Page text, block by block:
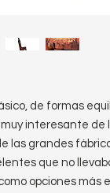
de formas
interesante de
las grandes
que no
opciones más